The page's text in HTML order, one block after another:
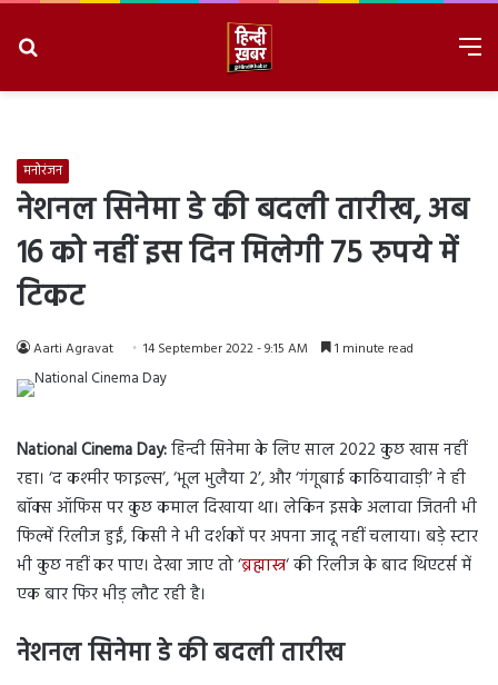
मनोरंजन
नेशनल सिनेमा डे की बदली तारीख, अब
16 को नहीं इस दिन मिलेगी 75 रुपये में
टिकट
Aarti Agravat 14 September 2022 - 9:15 AM 1 minute read
National Cinema Day:हिन्दी सिनेमा के लिए साल 2022 कुछ खास नहीं
रहा। ‘द कश्मीर फाइल्स’, ‘भूल भुलैया 2’, और ‘गंगूबाई काठियावाड़ी’ ने ही
बॉक्स ऑफिस पर कुछ कमाल दिखाया था। लेकिन इसके अलावा जितनी भी
फिल्में रिलीज हुईं, किसी ने भी दर्शकों पर अपना जादू नहीं चलाया। बड़े स्टार
भी कुछ नहीं कर पाए। देखा जाए तो ‘ब्रह्मास्त्र‘ की रिलीज के बाद थिएटर्स में
एक बार फिर भीड़ लौट रही है।
नेशनल सिनेमा डे की बदली तारीख